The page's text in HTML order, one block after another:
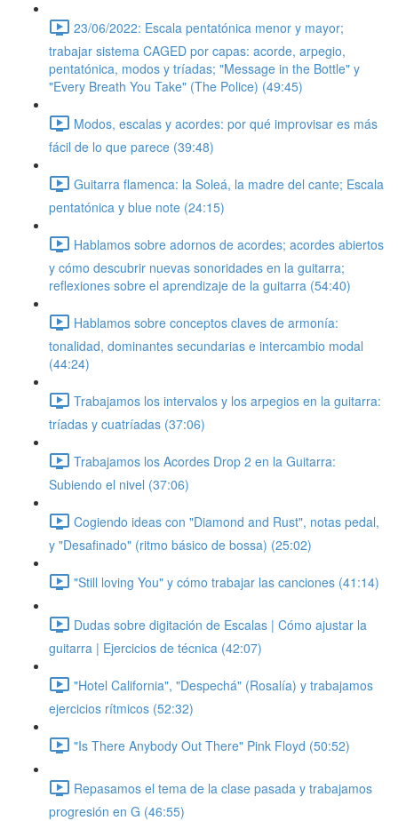
23/06/2022: Escala pentatónica menor y mayor;
trabajar sistema CAGED por capas: acorde, arpegio,
pentatónica, modos y tríadas; "Message in the Bottle" y
"Every Breath You Take" (The Police) (49:45)
Modos, escalas y acordes: por qué improvisar es más
fácil de lo que parece (39:48)
Guitarra flamenca: la Soleá, la madre del cante; Escala
pentatónica y blue note (24:15)
Hablamos sobre adornos de acordes; acordes abiertos
y cómo descubrir nuevas sonoridades en la guitarra;
reflexiones sobre el aprendizaje de la guitarra (54:40)
Hablamos sobre conceptos claves de armonía:
tonalidad, dominantes secundarias e intercambio modal
(44:24)
Trabajamos los intervalos y los arpegios en la guitarra:
tríadas y cuatríadas (37:06)
Trabajamos los Acordes Drop 2 en la Guitarra:
Subiendo el nivel (37:06)
Cogiendo ideas con "Diamond and Rust", notas pedal,
y "Desafinado" (ritmo básico de bossa) (25:02)
"Still loving You" y cómo trabajar las canciones (41:14)
Dudas sobre digitación de Escalas | Cómo ajustar la
guitarra | Ejercicios de técnica (42:07)
"Hotel California", "Despechá" (Rosalía) y trabajamos
ejercicios rítmicos (52:32)
"Is There Anybody Out There" Pink Floyd (50:52)
Repasamos el tema de la clase pasada y trabajamos
progresión en G (46:55)